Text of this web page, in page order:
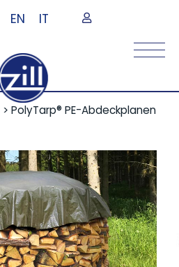
EN IT
> PolyTarp® PE-Abdeckplanen